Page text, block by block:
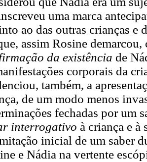
uma marca
ao das outras crianças e
assim Rosine
da existência de
corporais da
também, a
de um modo menos
fechadas por um
interrogativo à criança e à
inicial de um saber
e Nádia na vertente